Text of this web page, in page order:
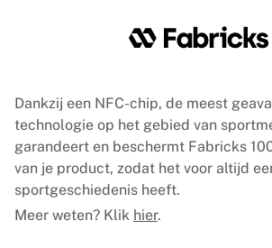
Dankzij een NFC-chip, de meest
technologie op het gebied van
garandeert en beschermt Fabricks
van je product, zodat het voor altijd
sportgeschiedenis heeft.
Meer weten? Klik hier.